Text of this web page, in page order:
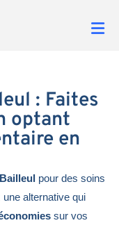
: Faites
optant
en
pour des soins
alternative qui
sur vos